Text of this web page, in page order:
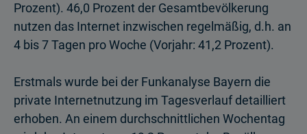
Prozent). 46,0 Prozent der Gesamtbevölkerung
nutzen das Internet inzwischen regelmäßig, d.h. an
4 bis 7 Tagen pro Woche (Vorjahr: 41,2 Prozent).
Erstmals wurde bei der Funkanalyse Bayern die
private Internetnutzung im Tagesverlauf detailliert
erhoben. An einem durchschnittlichen Wochentag